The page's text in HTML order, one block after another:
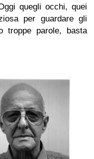
quegli occhi, quei
per guardare gli
troppe parole, basta